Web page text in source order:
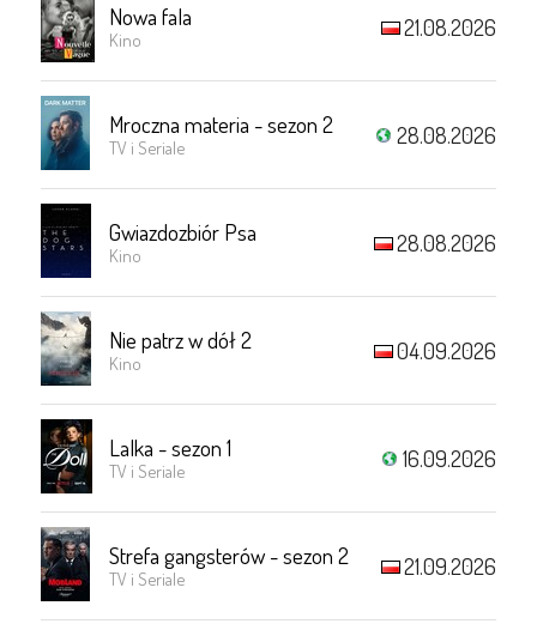
Nowa fala
Kino 21.08.2026
Mroczna materia - sezon 2
TV i Seriale 28.08.2026
Gwiazdozbiór Psa
Kino 28.08.2026
Nie patrz w dół 2
Kino 04.09.2026
Lalka - sezon 1
TV i Seriale 16.09.2026
Strefa gangsterów - sezon 2
TV i Seriale 21.09.2026